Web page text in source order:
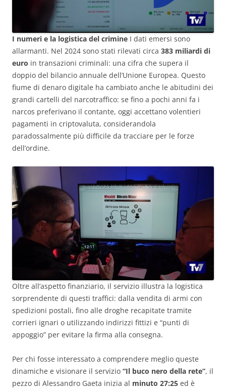
I numeri e la logistica del crimine I dati emersi sono
allarmanti. Nel 2024 sono stati rilevati circa 383 miliardi di
euro in transazioni criminali: una cifra che supera il
doppio del bilancio annuale dell’Unione Europea. Questo
fiume di denaro digitale ha cambiato anche le abitudini dei
grandi cartelli del narcotraffico: se fino a pochi anni fa i
narcos preferivano il contante, oggi accettano volentieri
pagamenti in criptovaluta, considerandola
paradossalmente più difficile da tracciare per le forze
dell’ordine.
Oltre all’aspetto finanziario, il servizio illustra la logistica
sorprendente di questi traffici: dalla vendita di armi con
spedizioni postali, fino alle droghe recapitate tramite
corrieri ignari o utilizzando indirizzi fittizi e “punti di
appoggio” per evitare la firma alla consegna.
Per chi fosse interessato a comprendere meglio queste
dinamiche e visionare il servizio “Il buco nero della rete”, il
pezzo di Alessandro Gaeta inizia al minuto 27:25 ed è